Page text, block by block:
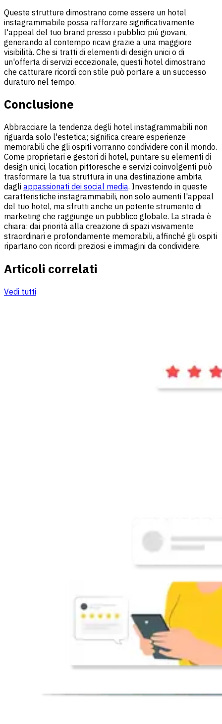
Queste strutture dimostrano come essere un hotel
instagrammabile possa rafforzare significativamente
l'appeal del tuo brand presso i pubblici più giovani,
generando al contempo ricavi grazie a una maggiore
visibilità. Che si tratti di elementi di design unici o di
un'offerta di servizi eccezionale, questi hotel dimostrano
che catturare ricordi con stile può portare a un successo
duraturo nel tempo.
Conclusione
Abbracciare la tendenza degli hotel instagrammabili non
riguarda solo l'estetica; significa creare esperienze
memorabili che gli ospiti vorranno condividere con il mondo.
Come proprietari e gestori di hotel, puntare su elementi di
design unici, location pittoresche e servizi coinvolgenti può
trasformare la tua struttura in una destinazione ambita
dagli appassionati dei social media. Investendo in queste
caratteristiche instagrammabili, non solo aumenti l'appeal
del tuo hotel, ma sfrutti anche un potente strumento di
marketing che raggiunge un pubblico globale. La strada è
chiara: dai priorità alla creazione di spazi visivamente
straordinari e profondamente memorabili, affinché gli ospiti
ripartano con ricordi preziosi e immagini da condividere.
Articoli correlati
Vedi tutti